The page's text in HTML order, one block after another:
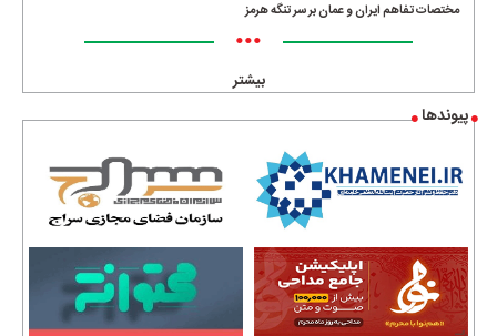
مختصات تفاهم ایران و عمان بر سر تنگه هرمز
•••
بیشتر
پیوندها